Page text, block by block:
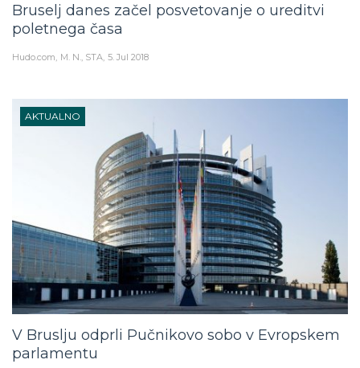
Bruselj danes začel posvetovanje o ureditvi
poletnega časa
Hudo.com M. N., STA 5. Jul 2018
AKTUALNO
V Bruslju odprli Pučnikovo sobo v Evropskem
parlamentu